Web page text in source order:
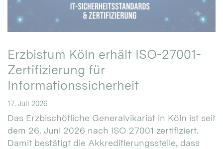
Erzbistum Köln erhält ISO-27001-
Zertifizierung für
Informationssicherheit
17. Juli 2026
Das Erzbischöfliche Generalvikariat in Köln ist seit
dem 26. Juni 2026 nach ISO 27001 zertifiziert.
Damit bestätigt die Akkreditierungsstelle, dass